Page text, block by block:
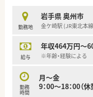
■総合病院の多岐に
識とスキルを習得で
■電子薬歴などのシ
【法人特徴について】
た安定した薬局運営
■患者様の生活に溶
域医療への貢献を続
勤務地
岩手県 奥州市
金ケ崎駅 (JR東北本
給与
年収464万円～
※年齢・経験による
勤務
時間
月～金
9：00～18：00（休